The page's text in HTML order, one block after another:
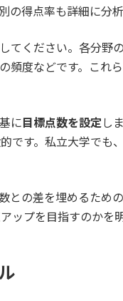
の得点率も詳細に分
てください。各分野
頻度などです。これら
に目標点数を設定 し
です。私立大学でも
との差を埋めるための
ップを目指すのかを